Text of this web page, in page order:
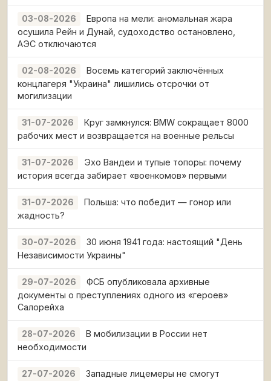
03-08-2026
Европа на мели: аномальная жара
осушила Рейн и Дунай, судоходство остановлено,
АЭС отключаются
02-08-2026
Восемь категорий заключённых
концлагеря "Украина" лишились отсрочки от
могилизации
31-07-2026
Круг замкнулся: BMW сокращает 8000
рабочих мест и возвращается на военные рельсы
31-07-2026
Эхо Вандеи и тупые топоры: почему
история всегда забирает «военкомов» первыми
31-07-2026
Польша: что победит — гонор или
жадность?
30-07-2026
30 июня 1941 года: настоящий "День
Независимости Украины"
29-07-2026
ФСБ опубликовала архивные
документы о преступлениях одного из «героев»
Салорейха
28-07-2026
В мобилизации в России нет
необходимости
27-07-2026
Западные лицемеры не смогут